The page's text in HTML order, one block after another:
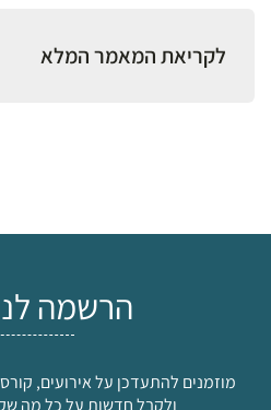
לקריאת המאמר המלא
הרשמה
מוזמנים להתעדכן על אירועים,
ולקבל חדשות על כל מה